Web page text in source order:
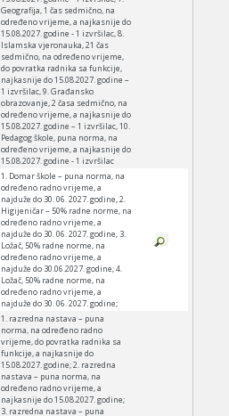
Geografija, 1 čas sedmično, na
određeno vrijeme, a najkasnije do
15.08.2027. godine - 1 izvršilac, 8.
Islamska vjeronauka, 21 čas
sedmično, na određeno vrijeme,
do povratka radnika sa funkcije,
najkasnije do 15.08.2027. godine –
1 izvršilac, 9. Građansko
obrazovanje, 2 časa sedmično, na
određeno vrijeme, a najkasnije do
15.08.2027. godine – 1 izvršilac, 10.
Pedagog škole, puna norma, na
određeno vrijeme, a najkasnije do
15.08.2027. godine - 1 izvršilac
1. Domar škole – puna norma, na
određeno radno vrijeme, a
najduže do 30. 06. 2027. godine, 2.
Higijeničar – 50% radne norme, na
određeno radno vrijeme, a
najduže do 30. 06. 2027. godine, 3.
Ložač, 50% radne norme, na
određeno radno vrijeme, a
najduže do 30.06.2027. godine; 4.
Ložač, 50% radne norme, na
određeno radno vrijeme, a
najduže do 30. 06. 2027. godine;
1. razredna nastava – puna
norma, na određeno radno
vrijeme, do povratka radnika sa
funkcije, a najkasnije do
15.08.2027. godine; 2. razredna
nastava – puna norma, na
određeno radno vrijeme, a
najkasnije do 15.08.2027. godine;
3. razredna nastava – puna